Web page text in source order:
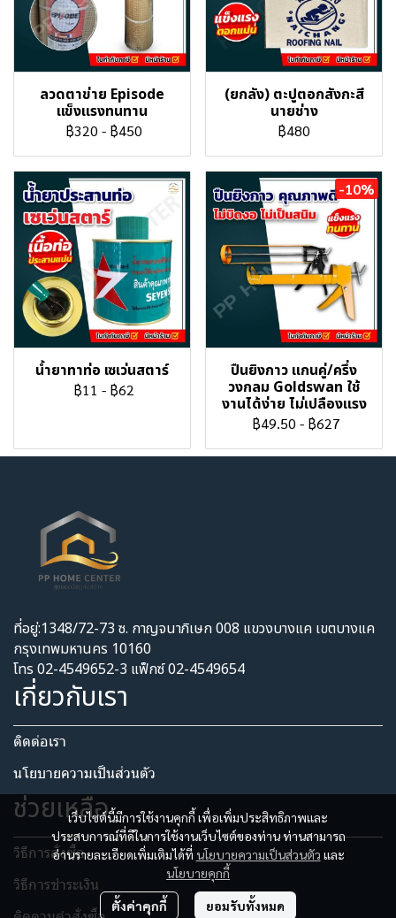
ลวดตาข่าย Episode
เเข็งเเรงทนทาน
฿320 - ฿450
(ยกลัง) ตะปูตอกสังกะสี
นายช่าง
฿480
น้ำยาทาท่อ เซเว่นสตาร์
฿11 - ฿62
-10%
ปืนยิงกาว แกนคู่/ครึ่ง
วงกลม Goldswan ใช้
งานได้ง่าย ไม่เปลืองแรง
฿49.50 - ฿627
เว็บไซต์นี้มีการใช้งานคุกกี้ เพื่อเพิ่มประสิทธิภาพและ
ประสบการณ์ที่ดีในการใช้งานเว็บไซต์ของท่าน ท่านสามารถ
อ่านรายละเอียดเพิ่มเติมได้ที่ นโยบายความเป็นส่วนตัว และ
นโยบายคุกกี้
ตั้งค่าคุกกี้ ยอมรับทั้งหมด
ที่อยู่:1348/72-73 ซ. กาญจนาภิเษก 008 แขวงบางแค เขตบางแค
กรุงเทพมหานคร 10160
โทร 02-4549652-3 แฟ็กซ์ 02-4549654
เกี่ยวกับเรา
ติดต่อเรา
นโยบายความเป็นส่วนตัว​
ช่วยเหลือ
วิธีการสั่งซื้อ
วิธีการชำระเงิน